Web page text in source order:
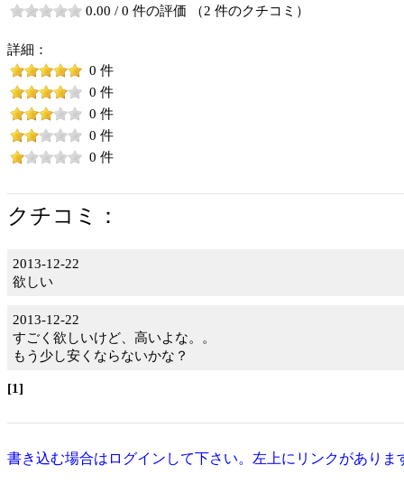
0.00 / 0 件の評価 （2 件のクチコミ）
詳細：
0 件
0 件
0 件
0 件
0 件
クチコミ：
2013-12-22
欲しい
2013-12-22
すごく欲しいけど、高いよな。。
もう少し安くならないかな？
[1]
書き込む場合はログインして下さい。左上にリンクがありま